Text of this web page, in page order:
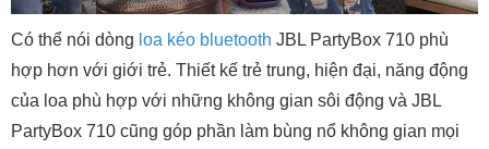
Có thể nói dòng loa kéo bluetooth JBL PartyBox 710 phù
hợp hơn với giới trẻ. Thiết kế trẻ trung, hiện đại, năng động
của loa phù hợp với những không gian sôi động và JBL
PartyBox 710 cũng góp phần làm bùng nổ không gian mọi